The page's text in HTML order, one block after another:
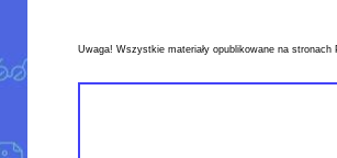
Uwaga! Wszystkie materiały opublikowane na